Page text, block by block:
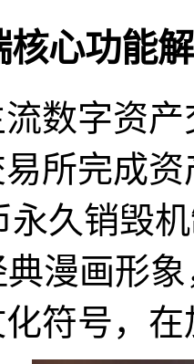
核心功能
数字资
所完成
永久销毁
典漫画形
符号，